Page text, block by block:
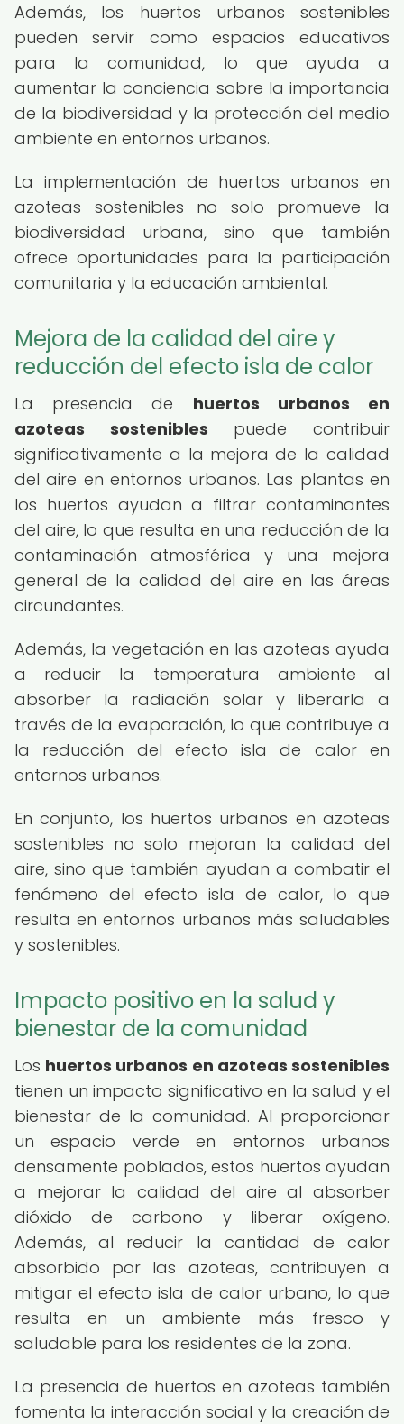
Además, los huertos urbanos sostenibles
pueden servir como espacios educativos
para la comunidad, lo que ayuda a
aumentar la conciencia sobre la importancia
de la biodiversidad y la protección del medio
ambiente en entornos urbanos.
La implementación de huertos urbanos en
azoteas sostenibles no solo promueve la
biodiversidad urbana, sino que también
ofrece oportunidades para la participación
comunitaria y la educación ambiental.
Mejora de la calidad del aire y
reducción del efecto isla de calor
La presencia de huertos urbanos en
azoteas sostenibles puede contribuir
significativamente a la mejora de la calidad
del aire en entornos urbanos. Las plantas en
los huertos ayudan a filtrar contaminantes
del aire, lo que resulta en una reducción de la
contaminación atmosférica y una mejora
general de la calidad del aire en las áreas
circundantes.
Además, la vegetación en las azoteas ayuda
a reducir la temperatura ambiente al
absorber la radiación solar y liberarla a
través de la evaporación, lo que contribuye a
la reducción del efecto isla de calor en
entornos urbanos.
En conjunto, los huertos urbanos en azoteas
sostenibles no solo mejoran la calidad del
aire, sino que también ayudan a combatir el
fenómeno del efecto isla de calor, lo que
resulta en entornos urbanos más saludables
y sostenibles.
Impacto positivo en la salud y
bienestar de la comunidad
Los huertos urbanos en azoteas sostenibles
tienen un impacto significativo en la salud y el
bienestar de la comunidad. Al proporcionar
un espacio verde en entornos urbanos
densamente poblados, estos huertos ayudan
a mejorar la calidad del aire al absorber
dióxido de carbono y liberar oxígeno.
Además, al reducir la cantidad de calor
absorbido por las azoteas, contribuyen a
mitigar el efecto isla de calor urbano, lo que
resulta en un ambiente más fresco y
saludable para los residentes de la zona.
La presencia de huertos en azoteas también
fomenta la interacción social y la creación de